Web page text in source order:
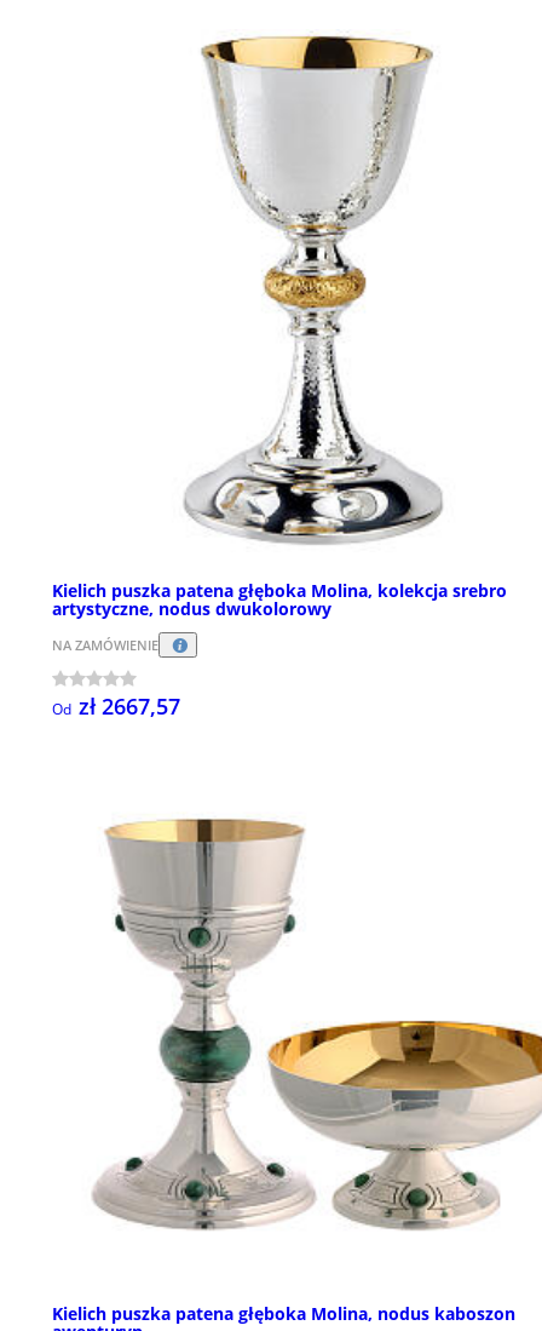
Kielich puszka patena głęboka Molina, kolekcja srebro
artystyczne, nodus dwukolorowy
NA ZAMÓWIENIE
Od zł 2667,57
Kielich puszka patena głęboka Molina, nodus kaboszon